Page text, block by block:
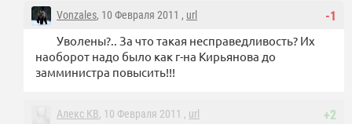
-1
Vonzales, 10 Февраля 2011 , url
Уволены?.. За что такая несправедливость? Их
наоборот надо было как г-на Кирьянова до
замминистра повысить!!!
+2
Алекс КВ, 10 Февраля 2011 , url